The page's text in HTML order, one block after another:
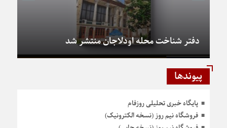
دفتر شناخت محله اودلاجان منتشر شد
پیوندها
پایگاه خبری تحلیلی روزفام
فروشگاه نیم روز (نسخه الکترونیک)